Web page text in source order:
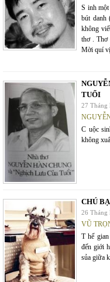
S inh
bút danh
không
thơ . Thơ
Mời quí
TUỔI
27 Tháng
C uộc
không
CHÚ
26 Tháng
VŨ
T hế
đến giới
sủa giữa